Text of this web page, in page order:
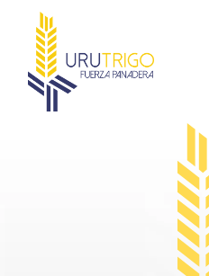
content